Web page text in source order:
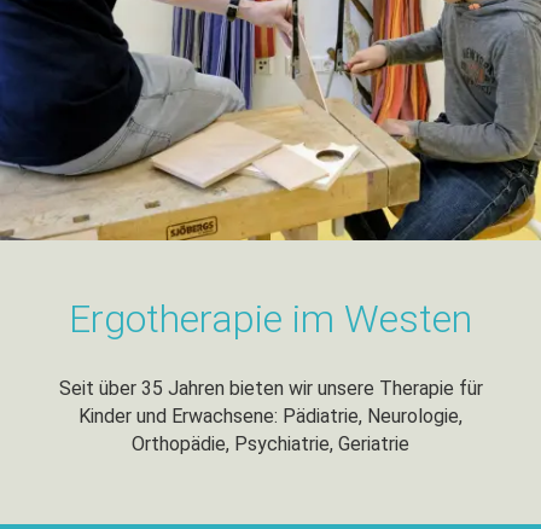
Ergotherapie im Westen
Seit über 35 Jahren bieten wir unsere Therapie für
Kinder und Erwachsene: Pädiatrie, Neurologie,
Orthopädie, Psychiatrie, Geriatrie